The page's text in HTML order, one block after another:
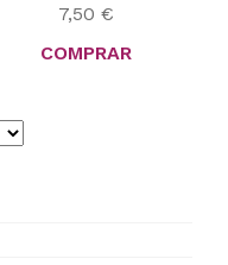
7,50 €
COMPRAR